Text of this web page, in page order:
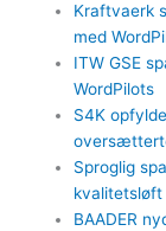
Kraftvaerk
med
ITW GSE
WordPilots
S4K
Sproglig
kvalitetsløft
BAADER